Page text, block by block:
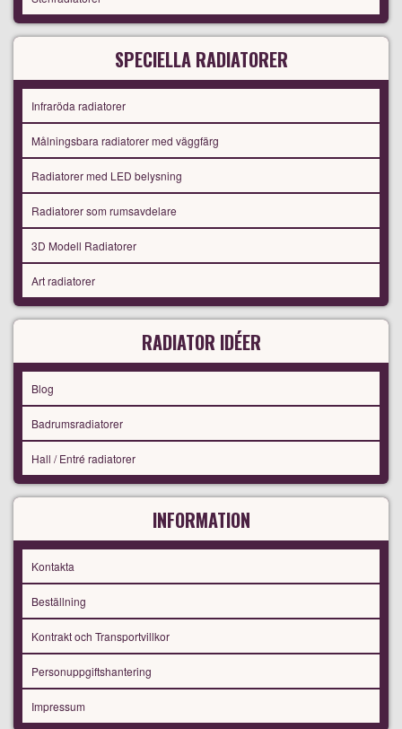
SPECIELLA RADIATORER
Infraröda radiatorer
Målningsbara radiatorer med väggfärg
Radiatorer med LED belysning
Radiatorer som rumsavdelare
3D Modell Radiatorer
Art radiatorer
RADIATOR IDÉER
Blog
Badrumsradiatorer
Hall / Entré radiatorer
INFORMATION
Kontakta
Beställning
Kontrakt och Transportvillkor
Personuppgiftshantering
Impressum